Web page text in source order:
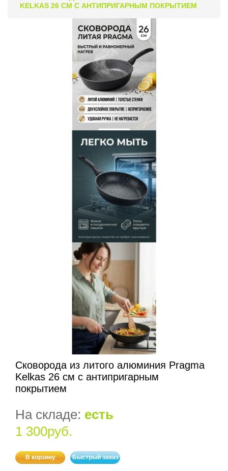
KELKAS 26 СМ С АНТИПРИГАРНЫМ ПОКРЫТИЕМ
Сковорода из литого алюминия Pragma
Kelkas 26 см с антипригарным
покрытием
На складе: есть
1 300руб.
В корзину Быстрый заказ